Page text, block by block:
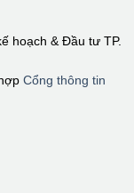
hoạch & Đầu tư TP.
Cổng thông tin